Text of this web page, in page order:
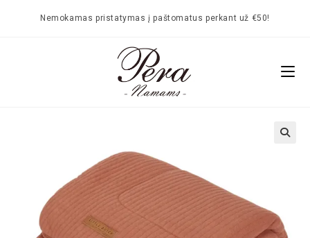
Nemokamas pristatymas į paštomatus perkant už €50!